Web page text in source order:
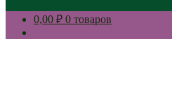
0,00 ₽ 0 товаров